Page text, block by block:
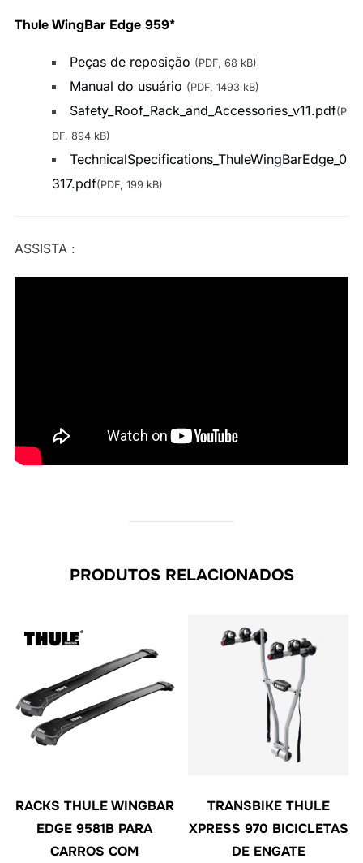
Thule WingBar Edge 959*
Peças de reposição (PDF, 68 kB)
Manual do usuário (PDF, 1493 kB)
Safety_Roof_Rack_and_Accessories_v11.pdf(P
DF, 894 kB)
TechnicalSpecifications_ThuleWingBarEdge_0
317.pdf(PDF, 199 kB)
ASSISTA :
PRODUTOS RELACIONADOS
RACKS THULE WINGBAR
EDGE 9581B PARA
CARROS COM
TRANSBIKE THULE
XPRESS 970 BICICLETAS
DE ENGATE